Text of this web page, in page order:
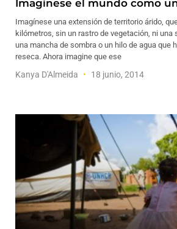
Imagínese el mundo como
Imagínese una extensión de territorio árido,
kilómetros, sin un rastro de vegetación, ni una
una mancha de sombra o un hilo de agua que
reseca. Ahora imagine que ese
Kanya D'Almeida 18 junio, 2014